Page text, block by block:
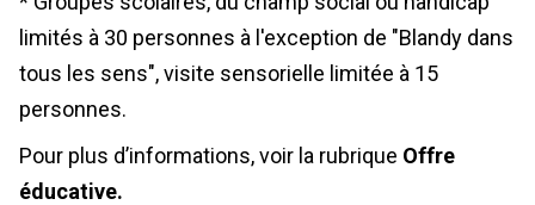
limités à 30 personnes à l'exception de "Blandy dans
tous les sens", visite sensorielle limitée à 15
personnes.
Pour plus d’informations, voir la rubrique Offre
éducative.